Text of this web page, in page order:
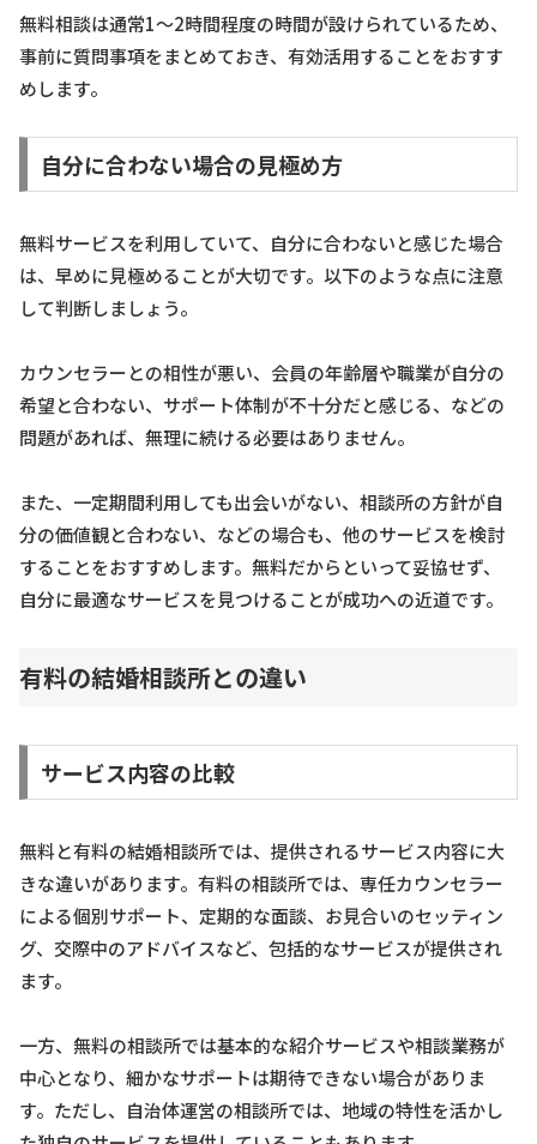
無料相談は通常1〜2時間程度の時間が設けられているため、
事前に質問事項をまとめておき、有効活用することをおすす
めします。
自分に合わない場合の見極め方
無料サービスを利用していて、自分に合わないと感じた場合
は、早めに見極めることが大切です。以下のような点に注意
して判断しましょう。
カウンセラーとの相性が悪い、会員の年齢層や職業が自分の
希望と合わない、サポート体制が不十分だと感じる、などの
問題があれば、無理に続ける必要はありません。
また、一定期間利用しても出会いがない、相談所の方針が自
分の価値観と合わない、などの場合も、他のサービスを検討
することをおすすめします。無料だからといって妥協せず、
自分に最適なサービスを見つけることが成功への近道です。
有料の結婚相談所との違い
サービス内容の比較
無料と有料の結婚相談所では、提供されるサービス内容に大
きな違いがあります。有料の相談所では、専任カウンセラー
による個別サポート、定期的な面談、お見合いのセッティン
グ、交際中のアドバイスなど、包括的なサービスが提供され
ます。
一方、無料の相談所では基本的な紹介サービスや相談業務が
中心となり、細かなサポートは期待できない場合がありま
す。ただし、自治体運営の相談所では、地域の特性を活かし